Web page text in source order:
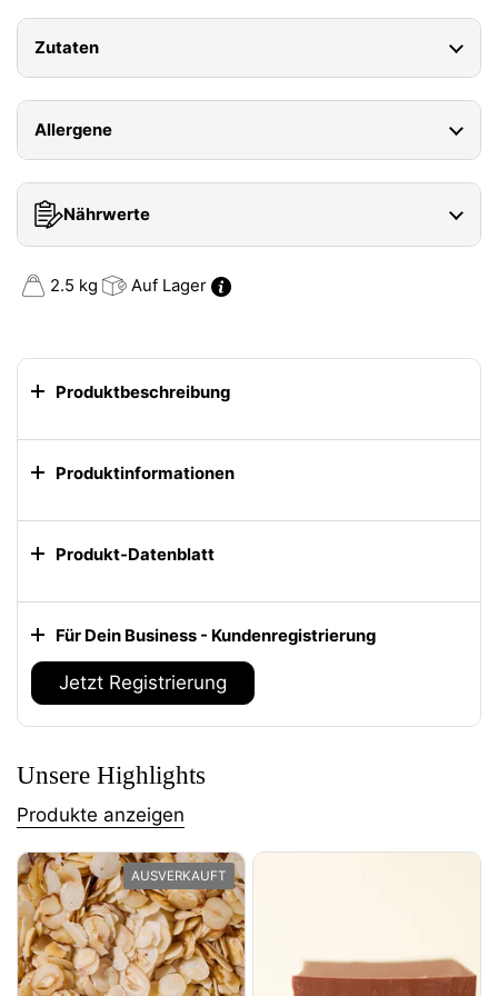
Zutaten
Allergene
Nährwerte
2.5 kg Auf Lager
Produktbeschreibung
Produktinformationen
Produkt-Datenblatt
Für Dein Business - Kundenregistrierung
Jetzt Registrierung
Unsere Highlights
Produkte anzeigen
AUSVERKAUFT